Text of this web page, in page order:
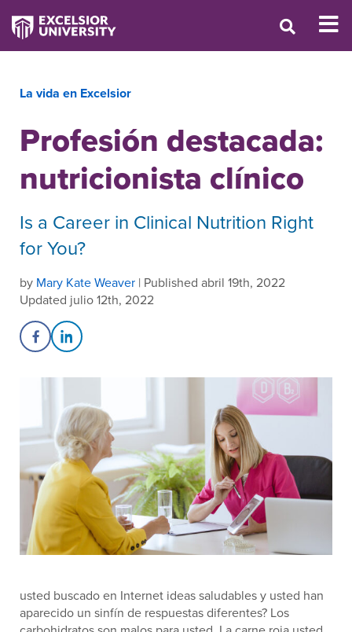
La vida en Excelsior
Profesión destacada:
nutricionista clínico
Is a Career in Clinical Nutrition Right
for You?
by Mary Kate Weaver | Published abril 19th, 2022
Updated julio 12th, 2022
Share on Facebook
Share on LinkedIn
usted buscado en Internet ideas saludables y usted han
aparecido un sinfín de respuestas diferentes? Los